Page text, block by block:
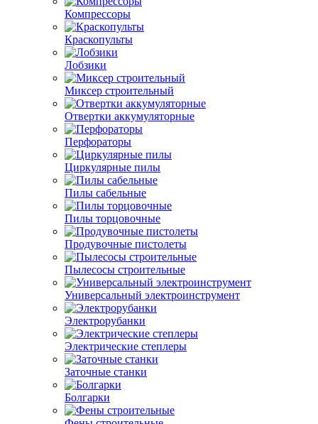
Компрессоры
Краскопульты
Лобзики
Миксер строительный
Отвертки аккумуляторные
Перфораторы
Циркулярные пилы
Пилы сабельные
Пилы торцовочные
Продувочные пистолеты
Пылесосы строительные
Универсальный электроинструмент
Электрорубанки
Электрические степлеры
Заточные станки
Болгарки